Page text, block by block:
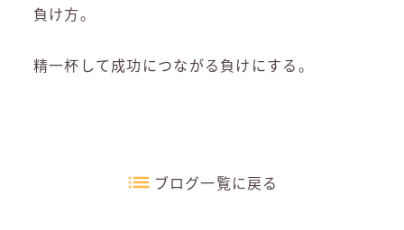
負け方。
精一杯して成功につながる負けにする。
ブログ一覧に戻る